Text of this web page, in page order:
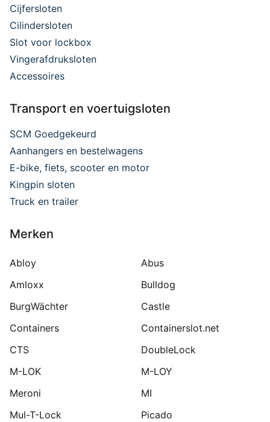
Cijfersloten
Cilindersloten
Slot voor lockbox
Vingerafdruksloten
Accessoires
Transport en voertuigsloten
SCM Goedgekeurd
Aanhangers en bestelwagens
E-bike, fiets, scooter en motor
Kingpin sloten
Truck en trailer
Merken
Abloy
Abus
Amloxx
Bulldog
BurgWächter
Castle
Containers
Containerslot.net
CTS
DoubleLock
M-LOK
M-LOY
Meroni
MI
Mul-T-Lock
Picado